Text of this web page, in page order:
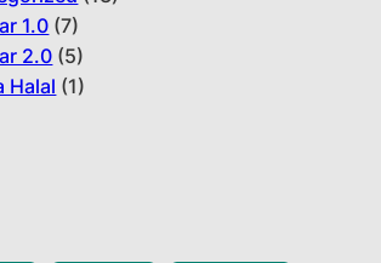
1.0 (7)
2.0 (5)
Halal (1)